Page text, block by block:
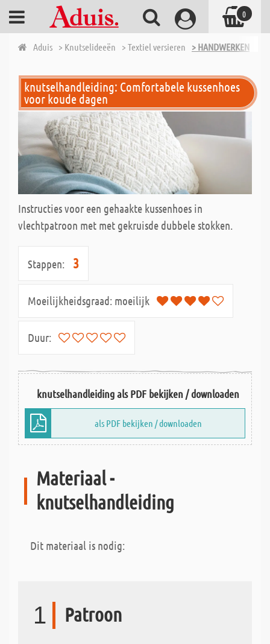
Aduis > Knutselideeën > Textiel versieren > HANDWERKEN
knutselhandleiding: Comfortabele kussenhoes
voor koude dagen
Instructies voor een gehaakte kussenhoes in
vlechtpatroon met met gekruisde dubbele stokken.
Stappen: 3
Moeilijkheidsgraad: moeilijk
Duur:
knutselhandleiding als PDF bekijken / downloaden
als PDF bekijken / downloaden
Materiaal -
knutselhandleiding
Dit materiaal is nodig:
1 Patroon
0